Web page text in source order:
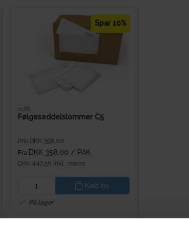
Spar 10%
1168
Følgeseddelslommer C5
Pris DKK 398,00
Fra DKK 358,00 / PAK
DKK 447,50 inkl. moms
Køb nu
På lager